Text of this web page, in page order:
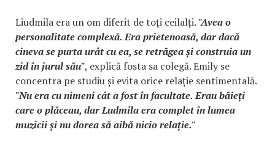
Liudmila era un om diferit de toți ceilalți. "Avea o
personalitate complexă. Era prietenoasă, dar dacă
cineva se purta urât cu ea, se retrăgea și construia un
zid în jurul său", explică fosta sa colegă. Emily se
concentra pe studiu și evita orice relație sentimentală.
"Nu era cu nimeni cât a fost în facultate. Erau băieți
care o plăceau, dar Ludmila era complet în lumea
muzicii și nu dorea să aibă nicio relație."